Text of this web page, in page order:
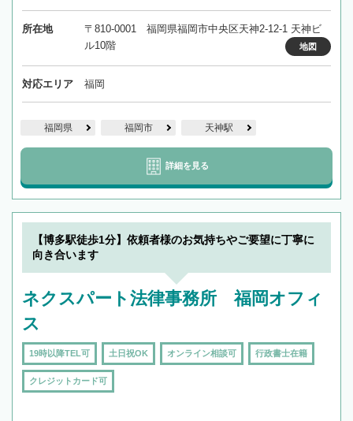
所在地
〒810-0001 福岡県福岡市中央区天神2-12-1 天神ビ
ル10階
地図
対応エリア 福岡
福岡県 福岡市 天神駅
詳細を見る
【博多駅徒歩1分】依頼者様のお気持ちやご要望に丁寧に
向き合います
ネクスパート法律事務所 福岡オフィ
ス
19時以降TEL可 土日祝OK オンライン相談可 行政書士在籍
クレジットカード可